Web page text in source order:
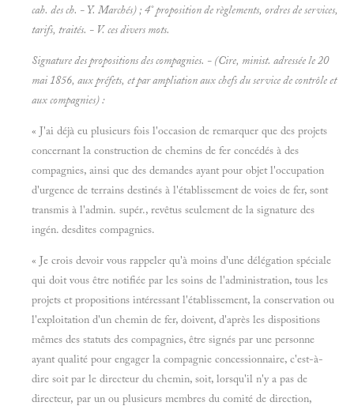
cah. des ch. - Y. Marchés) ; 4° proposition de règlements, ordres de services,
tarifs, traités. - V. ces divers mots.
Signature des propositions des compagnies. - (Cire, minist. adressée le 20
mai 1856, aux préfets, et par ampliation aux chefs du service de contrôle et
aux compagnies) :
« J'ai déjà eu plusieurs fois l'occasion de remarquer que des projets
concernant la construction de chemins de fer concédés à des
compagnies, ainsi que des demandes ayant pour objet l'occupation
d'urgence de terrains destinés à l'établissement de voies de fer, sont
transmis à l'admin. supér., revêtus seulement de la signature des
ingén. desdites compagnies.
« Je crois devoir vous rappeler qu'à moins d'une délégation spéciale
qui doit vous être notifiée par les soins de l'administration, tous les
projets et propositions intéressant l'établissement, la conservation ou
l'exploitation d'un chemin de fer, doivent, d'après les dispositions
mêmes des statuts des compagnies, être signés par une personne
ayant qualité pour engager la compagnie concessionnaire, c'est-à-
dire soit par le directeur du chemin, soit, lorsqu'il n'y a pas de
directeur, par un ou plusieurs membres du comité de direction,